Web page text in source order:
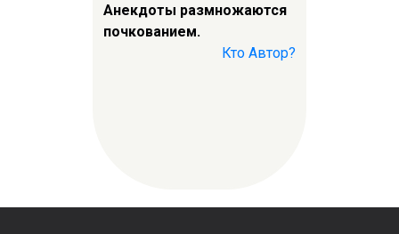
Анекдоты размножаются
почкованием.
Кто Автор?